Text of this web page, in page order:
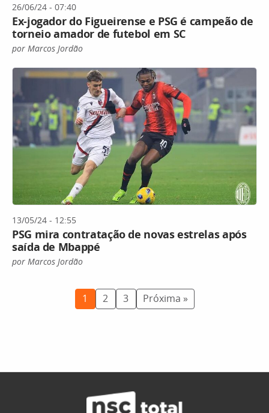
26/06/24 - 07:40
Ex-jogador do Figueirense e PSG é campeão de
torneio amador de futebol em SC
por Marcos Jordão
13/05/24 - 12:55
PSG mira contratação de novas estrelas após
saída de Mbappé
por Marcos Jordão
1 2 3 Próxima »